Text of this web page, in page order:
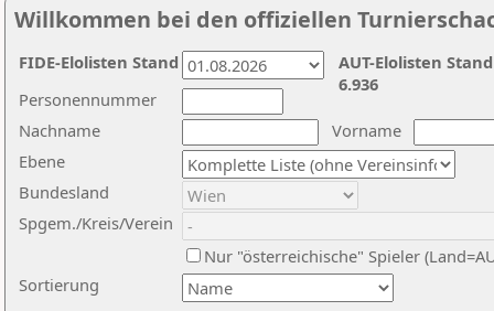
Willkommen bei den offiziellen
Nachname
Vorname
Ebene
Sortierung
Personennummer
Bundesland
Spgem./Kreis/Verein
Nur "österreichische" Spieler
AUT-Elolisten
6.936
FIDE-Elolisten Stand